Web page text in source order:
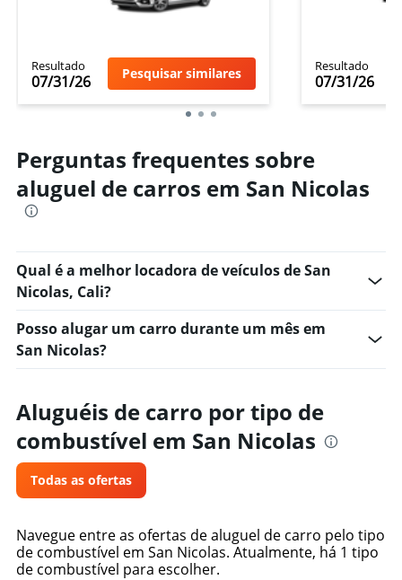
Resultado
07/31/26 Pesquisar similares Resultado
07/31/26
Perguntas frequentes sobre
aluguel de carros em San Nicolas
Qual é a melhor locadora de veículos de San
Nicolas, Cali?
Posso alugar um carro durante um mês em
San Nicolas?
Aluguéis de carro por tipo de
combustível em San Nicolas
Todas as ofertas
Navegue entre as ofertas de aluguel de carro pelo tipo
de combustível em San Nicolas. Atualmente, há 1 tipo
de combustível para escolher.